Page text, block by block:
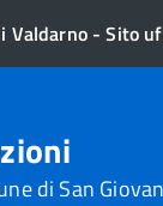
Valdarno - Sito
di San